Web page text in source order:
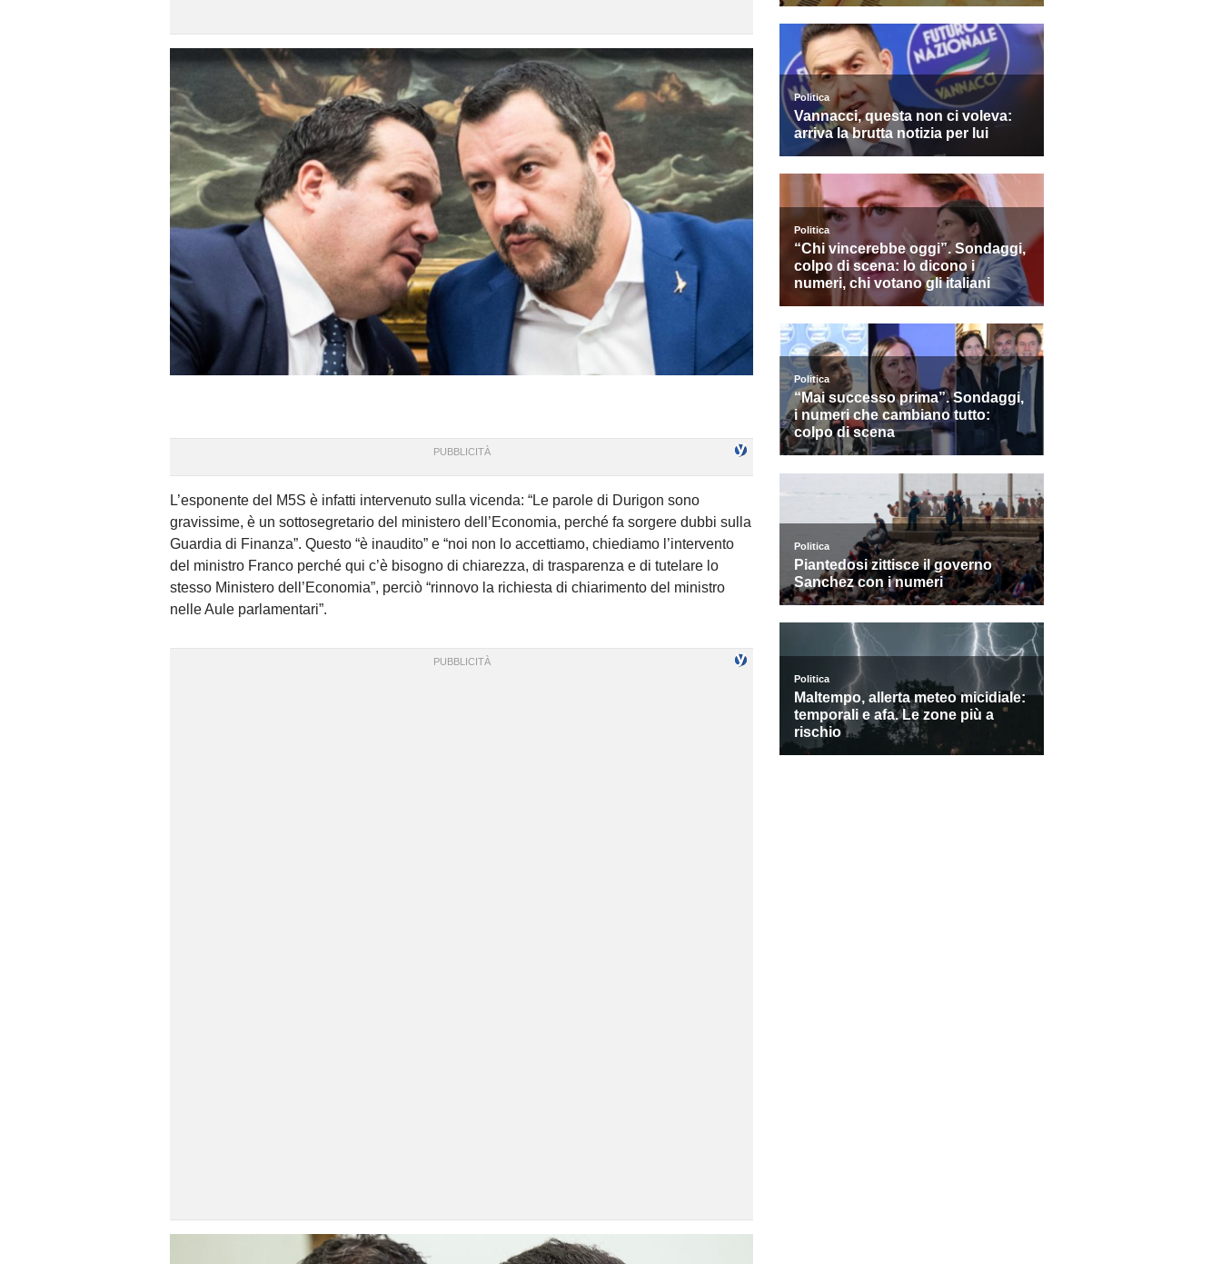
L’esponente del M5S è infatti intervenuto sulla vicenda: “Le parole di Durigon sono
gravissime, è un sottosegretario del ministero dell’Economia, perché fa sorgere dubbi sulla
Guardia di Finanza”. Questo “è inaudito” e “noi non lo accettiamo, chiediamo l’intervento
del ministro Franco perché qui c’è bisogno di chiarezza, di trasparenza e di tutelare lo
stesso Ministero dell’Economia”, perciò “rinnovo la richiesta di chiarimento del ministro
nelle Aule parlamentari”.